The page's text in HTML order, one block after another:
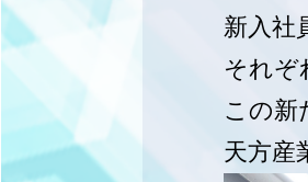
新入社
それぞ
この新
天方産